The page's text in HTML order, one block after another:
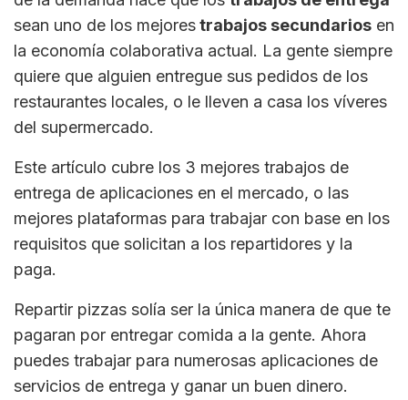
sean uno de los mejorestrabajos secundarios en
la economía colaborativa actual. La gente siempre
quiere que alguien entregue sus pedidos de los
restaurantes locales, o le lleven a casa los víveres
del supermercado.
Este artículo cubre los 3 mejores trabajos de
entrega de aplicaciones en el mercado, o las
mejores plataformas para trabajar con base en los
requisitos que solicitan a los repartidores y la
paga.
Repartir pizzas solía ser la única manera de que te
pagaran por entregar comida a la gente. Ahora
puedes trabajar para numerosas aplicaciones de
servicios de entrega y ganar un buen dinero.